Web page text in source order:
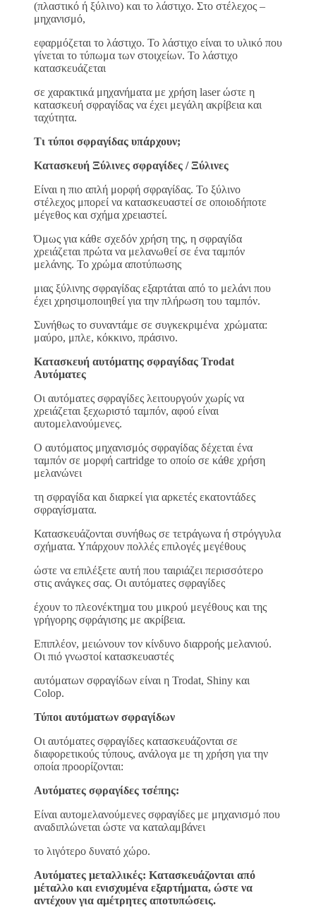
(πλαστικό ή ξύλινο) και το λάστιχο. Στο στέλεχος –
μηχανισμό,
εφαρμόζεται το λάστιχο. Το λάστιχο είναι το υλικό που
γίνεται το τύπωμα των στοιχείων. Το λάστιχο
κατασκευάζεται
σε χαρακτικά μηχανήματα με χρήση laser ώστε η
κατασκευή σφραγίδας να έχει μεγάλη ακρίβεια και
ταχύτητα.
Τι τύποι σφραγίδας υπάρχουν;
Κατασκευή Ξύλινες σφραγίδες / Ξύλινες
Είναι η πιο απλή μορφή σφραγίδας. Το ξύλινο
στέλεχος μπορεί να κατασκευαστεί σε οποιοδήποτε
μέγεθος και σχήμα χρειαστεί.
Όμως για κάθε σχεδόν χρήση της, η σφραγίδα
χρειάζεται πρώτα να μελανωθεί σε ένα ταμπόν
μελάνης. Το χρώμα αποτύπωσης
μιας ξύλινης σφραγίδας εξαρτάται από το μελάνι που
έχει χρησιμοποιηθεί για την πλήρωση του ταμπόν.
Συνήθως το συναντάμε σε συγκεκριμένα χρώματα:
μαύρο, μπλε, κόκκινο, πράσινο.
Κατασκευή αυτόματης σφραγίδας Trodat
Αυτόματες
Οι αυτόματες σφραγίδες λειτουργούν χωρίς να
χρειάζεται ξεχωριστό ταμπόν, αφού είναι
αυτομελανούμενες.
Ο αυτόματος μηχανισμός σφραγίδας δέχεται ένα
ταμπόν σε μορφή cartridge το οποίο σε κάθε χρήση
μελανώνει
τη σφραγίδα και διαρκεί για αρκετές εκατοντάδες
σφραγίσματα.
Κατασκευάζονται συνήθως σε τετράγωνα ή στρόγγυλα
σχήματα. Υπάρχουν πολλές επιλογές μεγέθους
ώστε να επιλέξετε αυτή που ταιριάζει περισσότερο
στις ανάγκες σας. Οι αυτόματες σφραγίδες
έχουν το πλεονέκτημα του μικρού μεγέθους και της
γρήγορης σφράγισης με ακρίβεια.
Επιπλέον, μειώνουν τον κίνδυνο διαρροής μελανιού.
Οι πιό γνωστοί κατασκευαστές
αυτόματων σφραγίδων είναι η Trodat, Shiny και
Colop.
Τύποι αυτόματων σφραγίδων
Οι αυτόματες σφραγίδες κατασκευάζονται σε
διαφορετικούς τύπους, ανάλογα με τη χρήση για την
οποία προορίζονται:
Αυτόματες σφραγίδες τσέπης:
Είναι αυτομελανούμενες σφραγίδες με μηχανισμό που
αναδιπλώνεται ώστε να καταλαμβάνει
το λιγότερο δυνατό χώρο.
Αυτόματες μεταλλικές: Κατασκευάζονται από
μέταλλο και ενισχυμένα εξαρτήματα, ώστε να
αντέχουν για αμέτρητες αποτυπώσεις.